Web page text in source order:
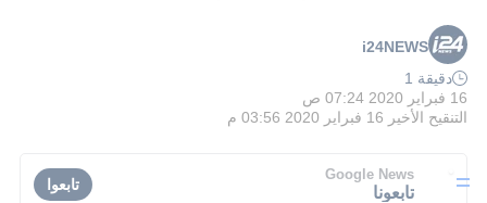
i24NEWS
دقيقة 1
16 فبراير 2020 07:24 ص
التنقيح الأخير 16 فبراير 2020 03:56 م
Google News
تابعونا تابعوا